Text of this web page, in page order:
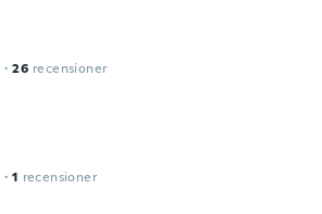
· 26 recensioner
· 1 recensioner